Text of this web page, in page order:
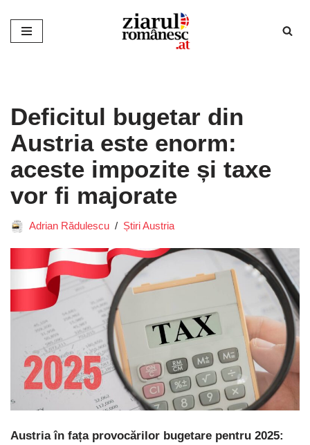
Sari
Deficitul bugetar din
Austria este enorm:
aceste impozite și taxe
vor fi majorate
Adrian Rădulescu Știri Austria
Austria în fața provocărilor bugetare pentru 2025: